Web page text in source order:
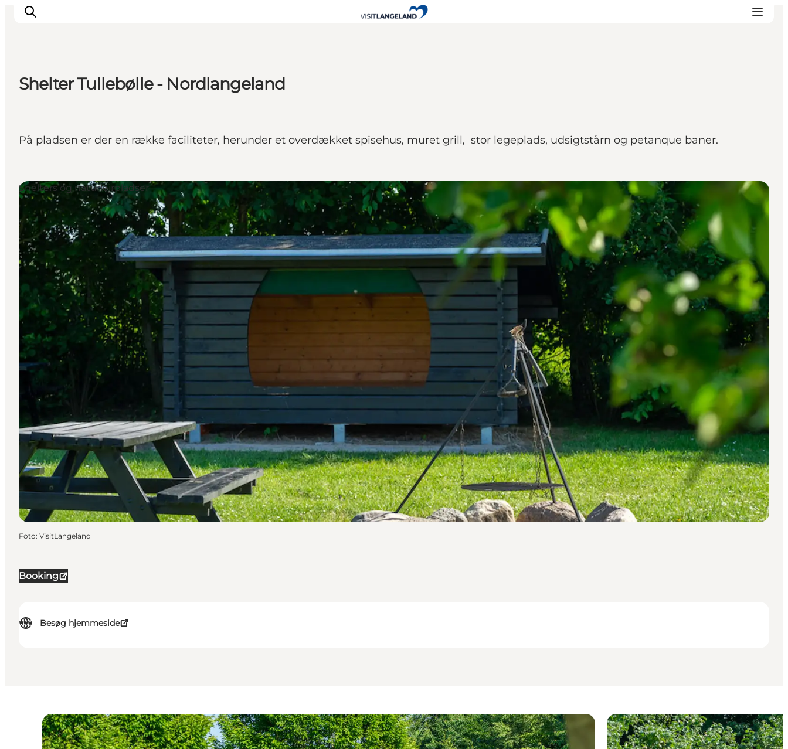
Outdoor
Overnatning
Shelter Tullebølle - Nordlangeland
På pladsen er der en række faciliteter, herunder et overdækket spisehus, muret grill, stor legeplads, udsigtstårn og petanque baner.
Booking
Besøg hjemmeside
Shelters og naturlejrpladser
Foto: VisitLangeland